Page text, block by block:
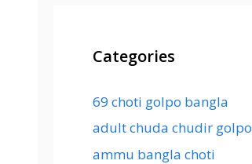
Categories
69 choti golpo bangla
adult chuda chudir golpo
ammu bangla choti